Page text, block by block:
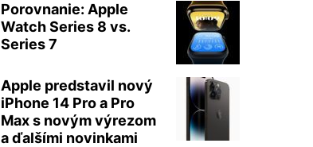
Porovnanie: Apple
Watch Series 8 vs.
Series 7
Apple predstavil nový
iPhone 14 Pro a Pro
Max s novým výrezom
a ďalšími novinkami